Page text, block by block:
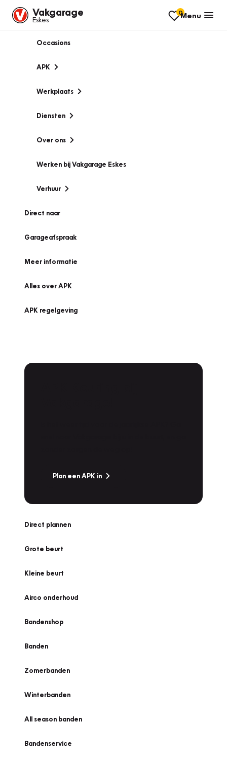
Vakgarage
Eskes
0Menu
Occasions
APK
Werkplaats
Diensten
Over ons
Werken bij Vakgarage Eskes
Verhuur
Direct naar
Garageafspraak
Meer informatie
Alles over APK
APK regelgeving
Plan een APK in
Direct plannen
Grote beurt
Kleine beurt
Airco onderhoud
Bandenshop
Banden
Zomerbanden
Winterbanden
All season banden
Bandenservice